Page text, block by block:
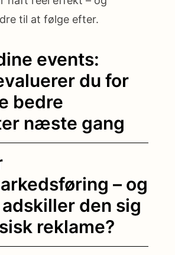
til at følge efter.
events:
du for
bedre
næste gang
– og
den sig
reklame?